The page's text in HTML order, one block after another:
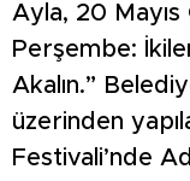
Ayla, 20 Mayıs
Perşembe:
Akalın.”
üzerinden
Festivali’nde